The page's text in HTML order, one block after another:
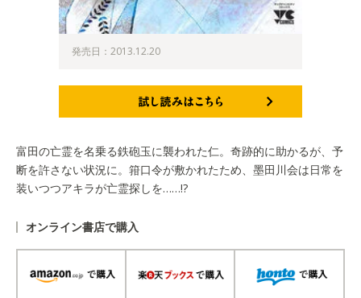
発売日：2013.12.20
富田の亡霊を名乗る鉄砲玉に襲われた仁。奇跡的に助かるが、予
断を許さない状況に。箝口令が敷かれたため、墨田川会は日常を
装いつつアキラが亡霊探しを……!?
オンライン書店で購入